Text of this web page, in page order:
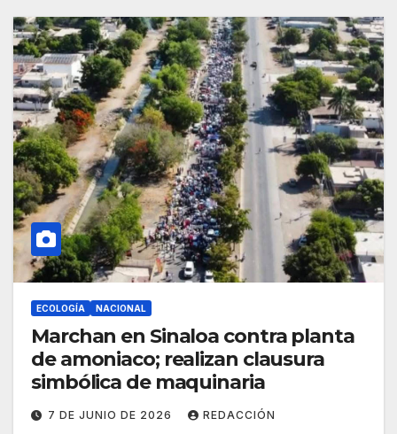
ECOLOGÍA NACIONAL
Marchan en Sinaloa contra planta
de amoniaco; realizan clausura
simbólica de maquinaria
7 DE JUNIO DE 2026 REDACCIÓN